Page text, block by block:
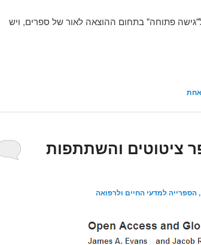
פתוחה" בתחום ההוצאה לאור של ספרים, ויש
אחת
ציטוטים והשתתפות
הספרייה למדעי החיים ולרפואה